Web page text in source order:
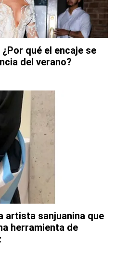
qué el encaje se
del verano?
artista sanjuanina que
herramienta de